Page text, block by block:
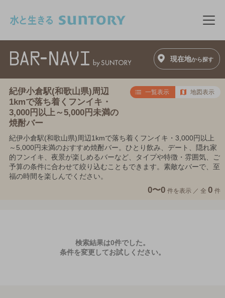
メ
現在地から探す
紀伊小倉駅(和歌山県)周辺
1kmで落ち着くフンイキ・
3,000円以上～5,000円未満の
焼酎バー
一覧表示 地図表示
紀伊小倉駅(和歌山県)周辺1kmで落ち着くフンイキ・3,000円以上
～5,000円未満のおすすめ焼酎バー。ひとり飲み、デート、隠れ家
的フンイキ、夜景が楽しめるバーなど、タイプや特徴・雰囲気、ご
予算の条件に合わせて絞り込むこともできます。素敵なバーで、至
福の時間を楽しんでください。
0〜0 件を表示 ／ 全 0 件
検索結果は0件でした。
条件を変更してお試しください。